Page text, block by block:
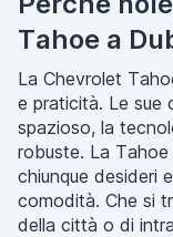
Tahoe a
La Chevrolet
e praticità. Le sue
spazioso, la
robuste. La
chiunque desideri
comodità. Che si
della città o di